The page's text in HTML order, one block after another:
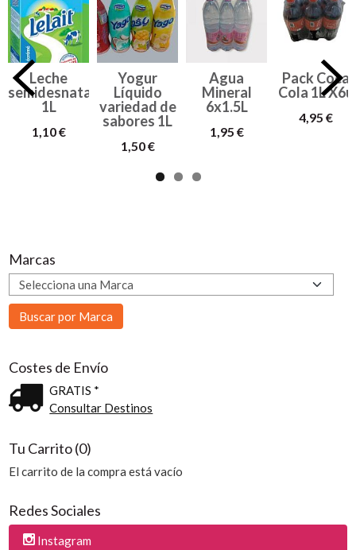
Marcas
Costes de Envío
GRATIS *
Consultar Destinos
Tu Carrito (0)
El carrito de la compra está vacío
Redes Sociales
Instagram
Leche
semidesnatada
1L
1,10 €
Yogur
Líquido
variedad de
sabores 1L
1,50 €
Agua
Mineral
6x1.5L
1,95 €
Pack Coca
Cola 1L X6u
4,95 €